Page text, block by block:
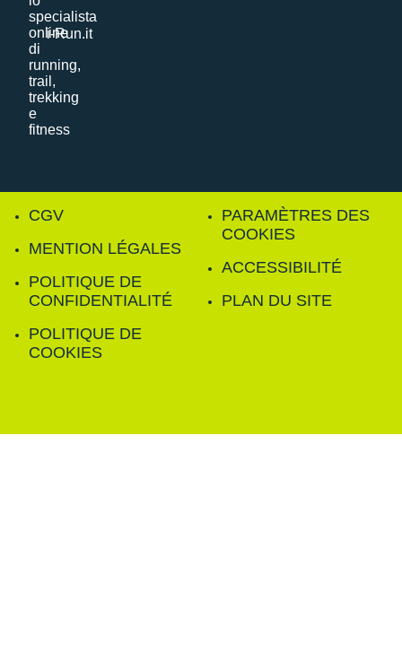
i-Run.it
CGV
MENTION LÉGALES
POLITIQUE DE
CONFIDENTIALITÉ
POLITIQUE DE
COOKIES
PARAMÈTRES DES
COOKIES
ACCESSIBILITÉ
PLAN DU SITE